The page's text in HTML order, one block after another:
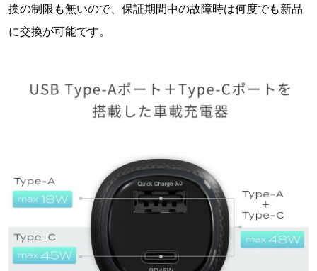
換の制限も無いので、保証期間中の故障時は何度でも新品
に交換が可能です。